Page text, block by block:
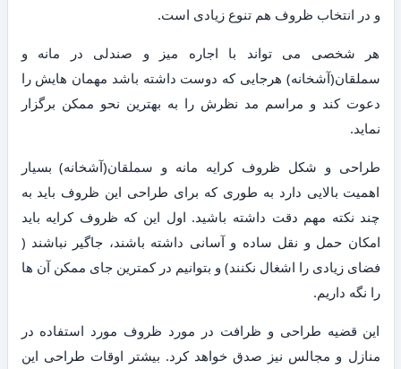
و در انتخاب ظروف هم تنوع زیادی است.
هر شخصی می تواند با اجاره میز و صندلی در مانه و
سملقان(آشخانه) هرجایی که دوست داشته باشد مهمان هایش را
دعوت کند و مراسم مد نظرش را به بهترین نحو ممکن برگزار
نماید.
طراحی و شکل ظروف کرایه مانه و سملقان(آشخانه) بسیار
اهمیت بالایی دارد به طوری که برای طراحی این ظروف باید به
چند نکته مهم دقت داشته باشید. اول این که ظروف کرایه باید
امکان حمل و نقل ساده و آسانی داشته باشند، جاگیر نباشند (
فضای زیادی را اشغال نکنند) و بتوانیم در کمترین جای ممکن آن ها
را نگه داریم.
این قضیه طراحی و ظرافت در مورد ظروف مورد استفاده در
منازل و مجالس نیز صدق خواهد کرد. بیشتر اوقات طراحی این